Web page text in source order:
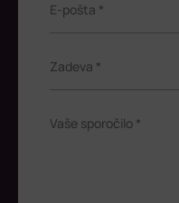
E-pošta *
Zadeva *
Vaše sporočilo *